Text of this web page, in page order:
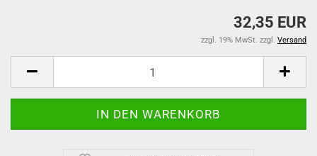
32,35 EUR
zzgl. 19% MwSt. zzgl. Versand